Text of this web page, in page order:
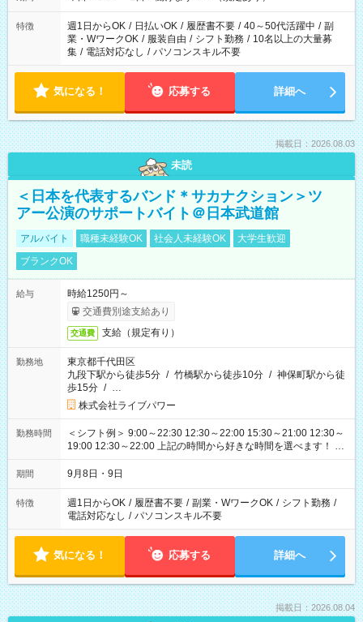
特徴 週1日からOK / 日払いOK / 履歴書不要 / 40～50代活躍中 / 副
業・WワークOK / 服装自由 / シフト勤務 / 10名以上の大量募
集 / 電話対応なし / パソコンスキル不要
気になる！ 応募する 詳細へ
掲載日：2026.08.03
未読
＜日本を代表するバンド＊サカナクション＞ツ
アー公演のサポートバイト＠日本武道館
アルバイト 職種未経験OK 社会人未経験OK
大学生歓迎
ブランクOK
給与
時給1250円～
交通費別途支給あり
交通費 支給（規定有り）
勤務地
東京都千代田区
九段下駅から徒歩5分 / 竹橋駅から徒歩10分 / 神保町駅から徒
歩15分 / …
株式会社ライブパワー
勤務時間
＜シフト例＞ 9:00～22:30 12:30～22:00 15:30～21:00 12:30～
19:00 12:30～22:00 上記の時間から好きな時間を選べます！ ※
時間は変更となる可能性があります
期間 9月8日・9日
特徴 週1日からOK / 履歴書不要 / 副業・WワークOK / シフト勤務 /
電話対応なし / パソコンスキル不要
気になる！ 応募する 詳細へ
掲載日：2026.08.04